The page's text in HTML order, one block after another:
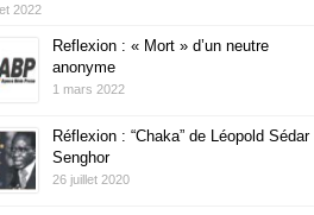
2022
Reflexion : « Mort » d’un neutre
anonyme
1 mars 2022
Réflexion : “Chaka” de Léopold Sédar
Senghor
26 juillet 2020